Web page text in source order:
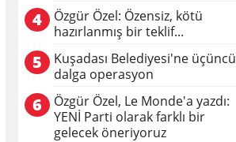
4
Özgür Özel: Özensiz, kötü
hazırlanmış bir teklif...
5
Kuşadası Belediyesi'ne üçüncü
dalga operasyon
6
Özgür Özel, Le Monde'a yazdı:
YENİ Parti olarak farklı bir
gelecek öneriyoruz